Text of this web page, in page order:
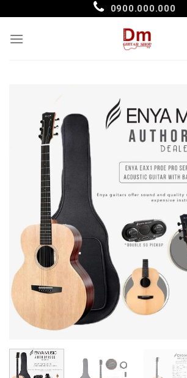
content
0900.000.000